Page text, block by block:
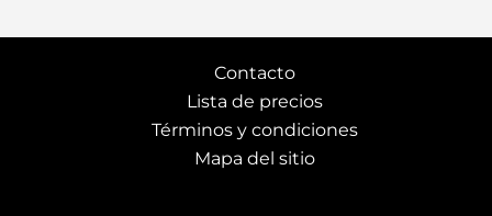
Contacto
Lista de precios
Términos y condiciones
Mapa del sitio